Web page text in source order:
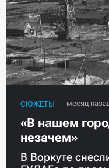
СЮЖЕТЫ
«В нашем
незачем»
В Воркуте